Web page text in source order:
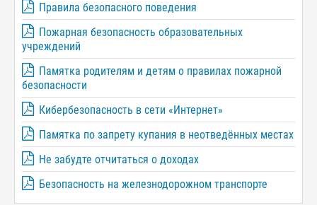
Правила безопасного поведения
Пожарная безопасность образовательных
учреждений
Памятка родителям и детям о правилах пожарной
безопасности
Кибербезопасность в сети «Интернет»
Памятка по запрету купания в неотведённых местах
Не забудте отчитаться о доходах
Безопасность на железнодорожном транспорте